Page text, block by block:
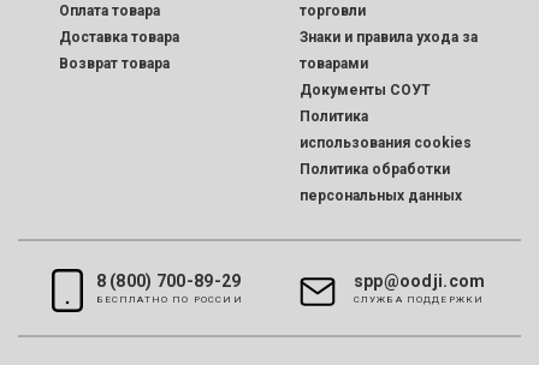
Оплата товара
Доставка товара
Возврат товара
торговли
Знаки и правила ухода за
товарами
Документы СОУТ
Политика
использования cookies
Политика обработки
персональных данных
8 (800) 700-89-29
БЕСПЛАТНО ПО РОССИИ
spp@oodji.com
CЛУЖБА ПОДДЕРЖКИ